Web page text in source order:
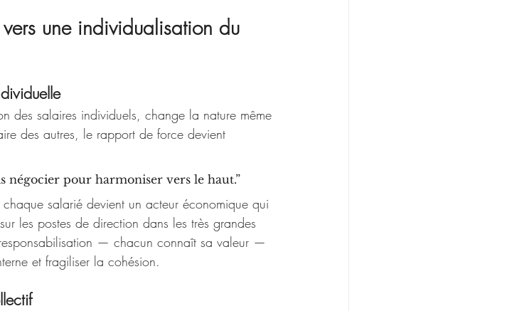
une individualisation du
des salaires individuels, change la nature même
des autres, le rapport de force devient
négocier pour harmoniser vers le haut.”
salarié devient un acteur économique qui
les postes de direction dans les très grandes
— chacun connaît sa valeur —
et fragiliser la cohésion.